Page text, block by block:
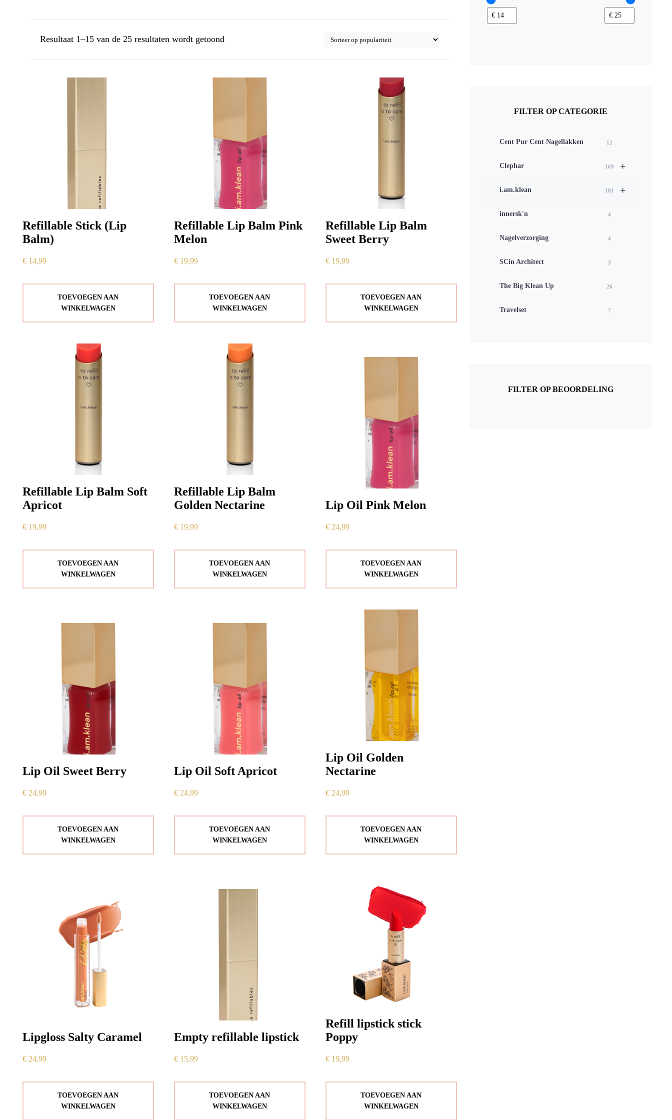
Resultaat 1–15 van de 25 resultaten wordt getoond
Refillable Stick (Lip
Balm)
€ 14,99
TOEVOEGEN AAN
WINKELWAGEN
Refillable Lip Balm Pink
Melon
€19,99
TOEVOEGEN AAN
WINKELWAGEN
Refillable Lip Balm
Sweet Berry
€19,99
TOEVOEGEN AAN
WINKELWAGEN
Refillable Lip Balm Soft
Apricot
€ 19,99
TOEVOEGEN AAN
WINKELWAGEN
Refillable Lip Balm
Golden Nectarine
€19,99
TOEVOEGEN AAN
WINKELWAGEN
Lip Oil Pink Melon
€24,99
TOEVOEGEN AAN
WINKELWAGEN
Lip Oil Sweet Berry
€ 24,99
TOEVOEGEN AAN
WINKELWAGEN
Lip Oil Soft Apricot
€24,99
TOEVOEGEN AAN
WINKELWAGEN
Lip Oil Golden
Nectarine
€24,99
TOEVOEGEN AAN
WINKELWAGEN
Lipgloss Salty Caramel
€ 24,99
TOEVOEGEN AAN
WINKELWAGEN
Empty refillable lipstick
€15,99
TOEVOEGEN AAN
WINKELWAGEN
Refill lipstick stick
Poppy
€19,99
TOEVOEGEN AAN
WINKELWAGEN
FILTER OP CATEGORIE
Cent Pur Cent Nagellakken 12
+
Clephar 169
+
i.am.klean 181
innersk'n 4
Nagelverzorging 4
SCin Architect 3
The Big Klean Up 26
Travelset 7
FILTER OP BEOORDELING